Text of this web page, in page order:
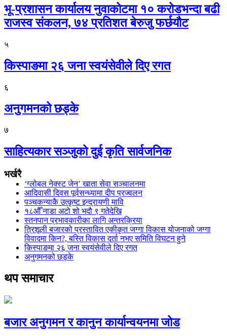
भू-प्रशासन कार्यालय नुवाकोटमा १० करोडभन्दा बढी
राजस्व संकलन, ७४ प्रतिशत बेरुजु फर्छयौट
५
किस्पाङमा २६ जना स्वयंसेवीले दिए रगत
६
अनुगमनको छड्के
७
साहित्यकार सञ्जुको दुई कृति सार्वजनिक
भर्खरै
‘ग्लोबल नेक्स्ट जेन’ खाता सेवा सञ्चालनमा
आदिवासी दिवस पूर्वसन्ध्यामा दीप प्रज्वलन
पञ्चकन्याकै उत्कृष्ट इन्द्रायणी मावि
१८औँ नाडा अटो शो भदौ ९ गतेदेखि
स्तनपान प्रभावकारीका लागि अन्तरक्रिया
त्रिशूली बजारको प्रस्तावित एकीकृत जग्गा विकास योजनाको जग्गा
विवादमा किन?, बस्ति विकास दर्ता नभए समिति विघटन हुने
किस्पाङमा २६ जना स्वयंसेवीले दिए रगत
अनुगमनको छड्के
थप समाचार
बजार अनुगमन र कानुन कार्यान्वयनमा जोड